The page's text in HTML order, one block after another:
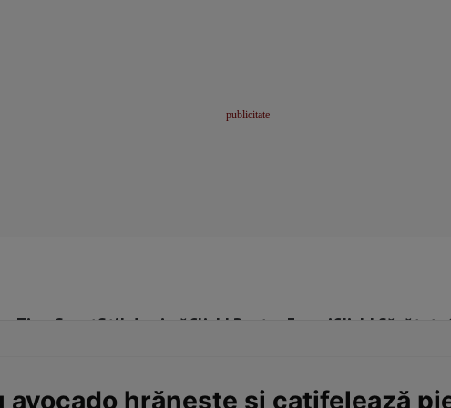
Time SportStil de viațăClick! Pentru FemeiClick! Sănătate
avocado hrăneşte şi catifelează